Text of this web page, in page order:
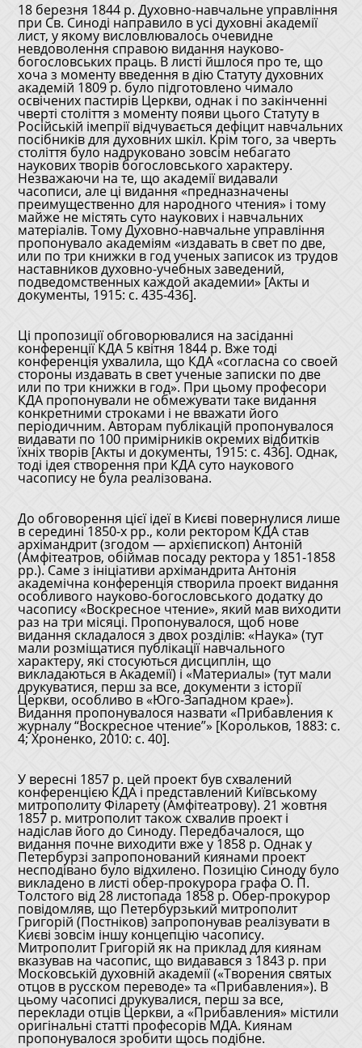
18 березня 1844 р. Духовно-навчальне управління
при Св. Синоді направило в усі духовні академії
лист, у якому висловлювалось очевидне
невдоволення справою видання науково-
богословських праць. В листі йшлося про те, що
хоча з моменту введення в дію Статуту духовних
академій 1809 р. було підготовлено чимало
освічених пастирів Церкви, однак і по закінченні
чверті століття з моменту появи цього Статуту в
Російській імепрії відчувається дефіцит навчальних
посібників для духовних шкіл. Крім того, за чверть
століття було надруковано зовсім небагато
наукових творів богословського характеру.
Незважаючи на те, що академії видавали
часописи, але ці видання «предназначены
преимущественно для народного чтения» і тому
майже не містять суто наукових і навчальних
матеріалів. Тому Духовно-навчальне управління
пропонувало академіям «издавать в свет по две,
или по три книжки в год ученых записок из трудов
наставников духовно-учебных заведений,
подведомственных каждой академии» [Акты и
документы, 1915: с. 435-436].
Ці пропозиції обговорювалися на засіданні
конференції КДА 5 квітня 1844 р. Вже тоді
конференція ухвалила, що КДА «согласна со своей
стороны издавать в свет ученые записки по две
или по три книжки в год». При цьому професори
КДА пропонували не обмежувати таке видання
конкретними строками і не вважати його
періодичним. Авторам публікацій пропонувалося
видавати по 100 примірників окремих відбитків
їхніх творів [Акты и документы, 1915: с. 436]. Однак,
тоді ідея створення при КДА суто наукового
часопису не була реалізована.
До обговорення цієї ідеї в Києві повернулися лише
в середині 1850-х рр., коли ректором КДА став
архімандрит (згодом — архієпископ) Антоній
(Амфітеатров, обіймав посаду ректора у 1851-1858
рр.). Саме з ініціативи архімандрита Антонія
академічна конференція створила проект видання
особливого науково-богословського додатку до
часопису «Воскресное чтение», який мав виходити
раз на три місяці. Пропонувалося, щоб нове
видання складалося з двох розділів: «Наука» (тут
мали розміщатися публікації навчального
характеру, які стосуються дисциплін, що
викладаються в Академії) і «Материалы» (тут мали
друкуватися, перш за все, документи з історії
Церкви, особливо в «Юго-Западном крае»).
Видання пропонувалося назвати «Прибавления к
журналу “Воскресное чтение”» [Корольков, 1883: с.
4; Хроненко, 2010: с. 40].
У вересні 1857 р. цей проект був схвалений
конференцією КДА і представлений Київському
митрополиту Філарету (Амфітеатрову). 21 жовтня
1857 р. митрополит також схвалив проект і
надіслав його до Синоду. Передбачалося, що
видання почне виходити вже у 1858 р. Однак у
Петербурзі запропонований киянами проект
несподівано було відхилено. Позицію Синоду було
викладено в листі обер-прокурора графа О. П.
Толстого від 28 листопада 1858 р. Обер-прокурор
повідомляв, що Петербурзький митрополит
Григорій (Постніков) запропонував реалізувати в
Києві зовсім іншу концепцію часопису.
Митрополит Григорій як на приклад для киянам
вказував на часопис, що видавався з 1843 р. при
Московській духовній академії («Творения святых
отцов в русском переводе» та «Прибавления»). В
цьому часописі друкувалися, перш за все,
переклади отців Церкви, а «Прибавления» містили
оригінальні статті професорів МДА. Киянам
пропонувалося зробити щось подібне.